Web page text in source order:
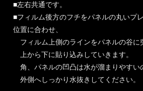
■左右共通です。
■フィルム後方のフチをパネルの丸いプ
位置に合わせ、
フィルム上側のラインをパネルの谷に
上から下に貼り込みしていきます。
角、パネルの凹凸は水が溜まりやすい
外側へしっかり水抜きしてください。